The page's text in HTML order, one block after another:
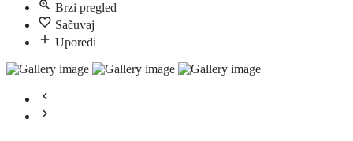
Brzi pregled
Sačuvaj
Uporedi